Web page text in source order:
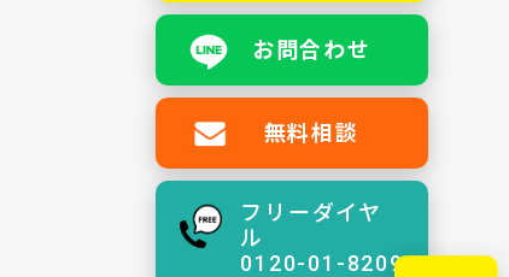
お問合わせ
無料相談
フリーダイヤ
ル
0120-01-8209